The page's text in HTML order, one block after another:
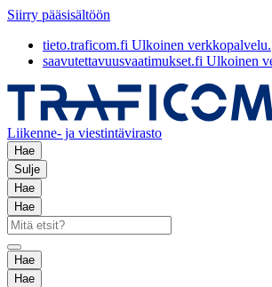
Siirry pääsisältöön
tieto.traficom.fi Ulkoinen verkkopalvelu.
saavutettavuusvaatimukset.fi Ulkoinen
Liikenne- ja viestintävirasto
Hae
Sulje
Hae
Hae
Hae
Hae